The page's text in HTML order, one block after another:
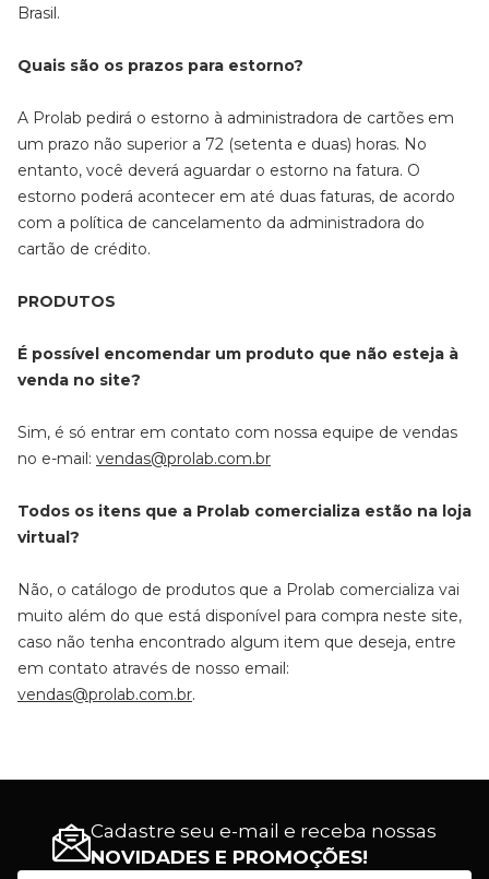
Brasil.
Quais são os prazos para estorno?
A Prolab pedirá o estorno à administradora de cartões em
um prazo não superior a 72 (setenta e duas) horas. No
entanto, você deverá aguardar o estorno na fatura. O
estorno poderá acontecer em até duas faturas, de acordo
com a política de cancelamento da administradora do
cartão de crédito.
PRODUTOS
É possível encomendar um produto que não esteja à
venda no site?
Sim, é só entrar em contato com nossa equipe de vendas
no e-mail: vendas@prolab.com.br
Todos os itens que a Prolab comercializa estão na loja
virtual?
Não, o catálogo de produtos que a Prolab comercializa vai
muito além do que está disponível para compra neste site,
caso não tenha encontrado algum item que deseja, entre
em contato através de nosso email:
vendas@prolab.com.br.
Cadastre seu e-mail e receba nossas
NOVIDADES E PROMOÇÕES!